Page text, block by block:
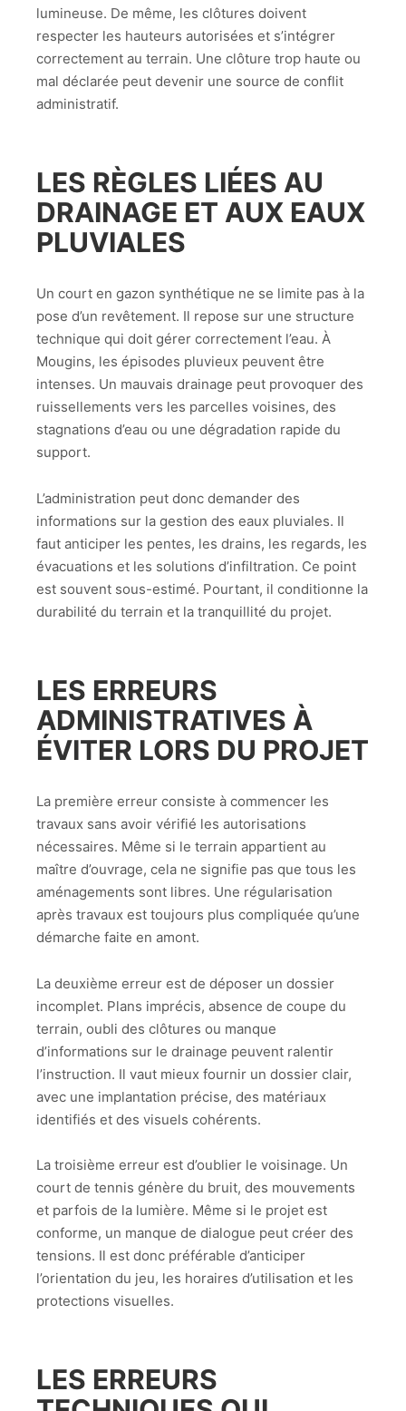
lumineuse. De même, les clôtures doivent
respecter les hauteurs autorisées et s’intégrer
correctement au terrain. Une clôture trop haute ou
mal déclarée peut devenir une source de conflit
administratif.
LES RÈGLES LIÉES AU
DRAINAGE ET AUX EAUX
PLUVIALES
Un court en gazon synthétique ne se limite pas à la
pose d’un revêtement. Il repose sur une structure
technique qui doit gérer correctement l’eau. À
Mougins, les épisodes pluvieux peuvent être
intenses. Un mauvais drainage peut provoquer des
ruissellements vers les parcelles voisines, des
stagnations d’eau ou une dégradation rapide du
support.
L’administration peut donc demander des
informations sur la gestion des eaux pluviales. Il
faut anticiper les pentes, les drains, les regards, les
évacuations et les solutions d’infiltration. Ce point
est souvent sous-estimé. Pourtant, il conditionne la
durabilité du terrain et la tranquillité du projet.
LES ERREURS
ADMINISTRATIVES À
ÉVITER LORS DU PROJET
La première erreur consiste à commencer les
travaux sans avoir vérifié les autorisations
nécessaires. Même si le terrain appartient au
maître d’ouvrage, cela ne signifie pas que tous les
aménagements sont libres. Une régularisation
après travaux est toujours plus compliquée qu’une
démarche faite en amont.
La deuxième erreur est de déposer un dossier
incomplet. Plans imprécis, absence de coupe du
terrain, oubli des clôtures ou manque
d’informations sur le drainage peuvent ralentir
l’instruction. Il vaut mieux fournir un dossier clair,
avec une implantation précise, des matériaux
identifiés et des visuels cohérents.
La troisième erreur est d’oublier le voisinage. Un
court de tennis génère du bruit, des mouvements
et parfois de la lumière. Même si le projet est
conforme, un manque de dialogue peut créer des
tensions. Il est donc préférable d’anticiper
l’orientation du jeu, les horaires d’utilisation et les
protections visuelles.
LES ERREURS